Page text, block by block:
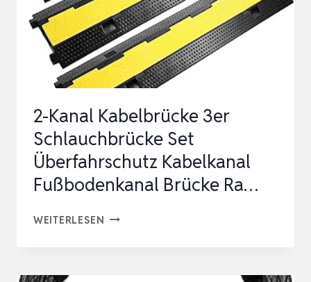
2-Kanal Kabelbrücke 3er
Schlauchbrücke Set
Überfahrschutz Kabelkanal
Fußbodenkanal Brücke Ra…
WEITERLESEN 2-